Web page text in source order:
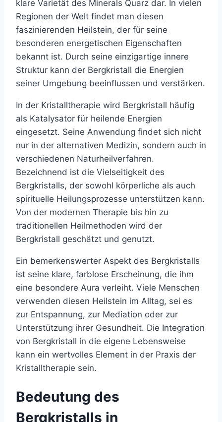
klare Varietät des Minerals Quarz dar. In vielen
Regionen der Welt findet man diesen
faszinierenden Heilstein, der für seine
besonderen energetischen Eigenschaften
bekannt ist. Durch seine einzigartige innere
Struktur kann der Bergkristall die Energien
seiner Umgebung beeinflussen und verstärken.
In der Kristalltherapie wird Bergkristall häufig
als Katalysator für heilende Energien
eingesetzt. Seine Anwendung findet sich nicht
nur in der alternativen Medizin, sondern auch in
verschiedenen Naturheilverfahren.
Bezeichnend ist die Vielseitigkeit des
Bergkristalls, der sowohl körperliche als auch
spirituelle Heilungsprozesse unterstützen kann.
Von der modernen Therapie bis hin zu
traditionellen Heilmethoden wird der
Bergkristall geschätzt und genutzt.
Ein bemerkenswerter Aspekt des Bergkristalls
ist seine klare, farblose Erscheinung, die ihm
eine besondere Aura verleiht. Viele Menschen
verwenden diesen Heilstein im Alltag, sei es
zur Entspannung, zur Mediation oder zur
Unterstützung ihrer Gesundheit. Die Integration
von Bergkristall in die eigene Lebensweise
kann ein wertvolles Element in der Praxis der
Kristalltherapie sein.
Bedeutung des
Bergkristalls in